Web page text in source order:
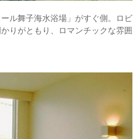
ル舞子海水浴場」がすぐ側。ロビ
りがともり、ロマンチックな雰囲